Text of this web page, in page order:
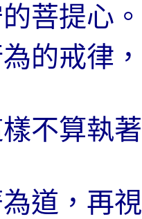
菩提心
的戒律
不算執
道，再